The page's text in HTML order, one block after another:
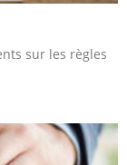
sur les règles